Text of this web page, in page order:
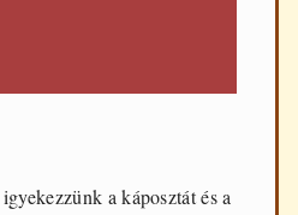
a káposztát és a